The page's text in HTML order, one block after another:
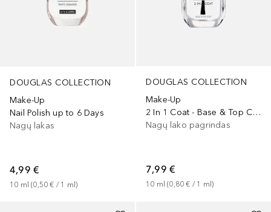
DOUGLAS COLLECTION
Make-Up
Nail Polish up to 6 Days
Nagų lakas
4,99 €
10 ml (0,50 € / 1 ml)
DOUGLAS COLLECTION
Make-Up
2 In 1 Coat - Base & Top Coat
Nagų lako pagrindas
7,99 €
10 ml (0,80 € / 1 ml)